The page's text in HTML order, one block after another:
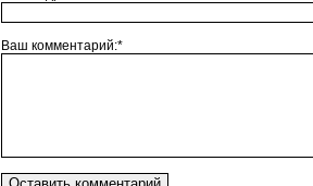
Ваш комментарий:*